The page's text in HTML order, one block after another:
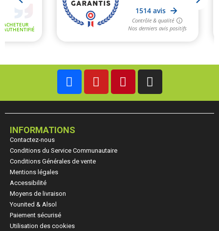
INFORMATIONS
Contactez-nous
Conditions du Service Communautaire
Conditions Générales de vente
Mentions légales
Accessibilité
Moyens de livraison
Younited & Alsol
Paiement sécurisé
Utilisation des cookies